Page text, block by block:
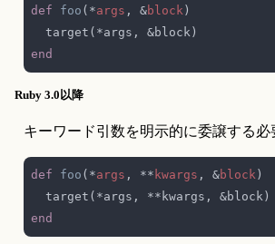
def foo (*args , &block
Ruby 3.0以降
キーワード引数を明示的に委譲する必
def foo (*args , ** kwargs , &block